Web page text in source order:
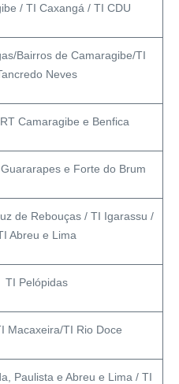
/ TI Caxangá / TI CDU
Bairros de Camaragibe/TI
Neves
Camaragibe e Benfica
e Forte do Brum
de Rebouças / TI Igarassu /
Abreu e Lima
TI Pelópidas
Macaxeira/TI Rio Doce
Paulista e Abreu e Lima / TI